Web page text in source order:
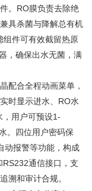
。RO膜负责去除绝
具杀菌与降解总有机
组件可有效截留热原
，确保出水无菌，满
合全程动画菜单，
时显示进水、RO水
，用户可预设1-
。四位用户密码保
动报警等功能，构成
通信接口，支
溯和审计合规。